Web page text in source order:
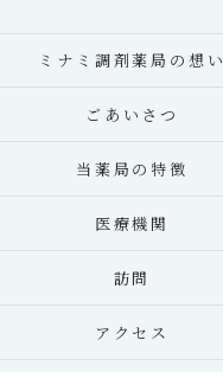
ミナミ調剤薬局の想い
ごあいさつ
当薬局の特徴
医療機関
訪問
アクセス